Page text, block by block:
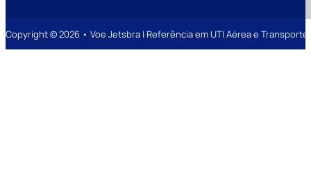
Copyright © 2026 • Voe Jetsbra | Referência em UTI Aérea e